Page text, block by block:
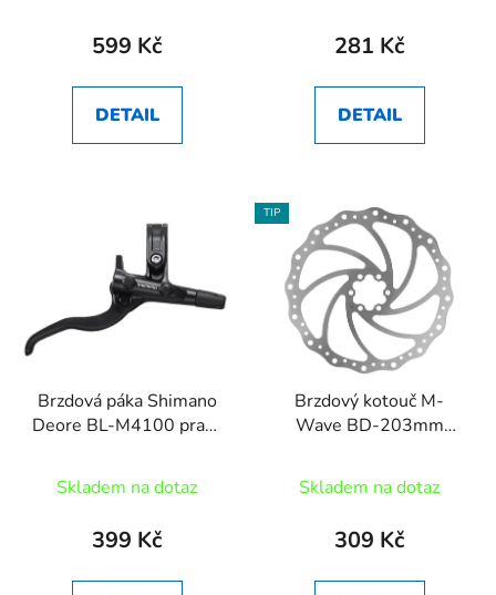
599 Kč
DETAIL
281 Kč
DETAIL
Brzdová páka Shimano
Deore BL-M4100 pravá
Skladem na dotaz
399 Kč
TIP
Brzdový kotouč M-
Wave BD-203mm
Skladem na dotaz
309 Kč